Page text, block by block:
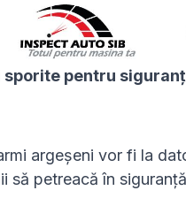
sporite pentru
argeșeni vor fi la
să petreacă în